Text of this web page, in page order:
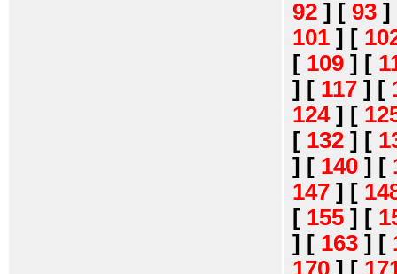
92 ] [ 93 ]
101 ] [
[ 109 ] [
] [ 117 ] [
124] [
[ 132 ] [
] [ 140 ] [
147 ] [
[ 155 ] [
] [ 163 ] [